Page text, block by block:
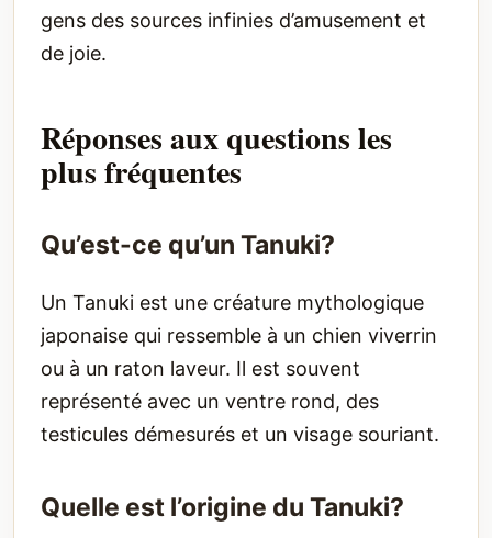
gens des sources infinies d’amusement et
de joie.
Réponses aux questions les
plus fréquentes
Qu’est-ce qu’un Tanuki?
Un Tanuki est une créature mythologique
japonaise qui ressemble à un chien viverrin
ou à un raton laveur. Il est souvent
représenté avec un ventre rond, des
testicules démesurés et un visage souriant.
Quelle est l’origine du Tanuki?